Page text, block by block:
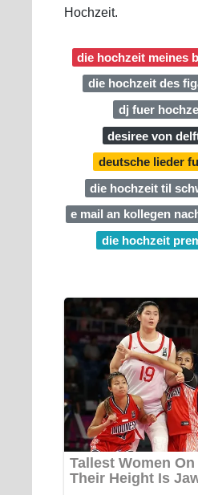
Hochzeit.
die hochzeit meines
die hochzeit des
dj fuer
desiree von
deutsche lieder
die hochzeit til
e mail an kollegen
die hochzeit